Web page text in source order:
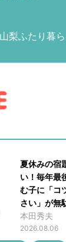
梨ふたり暮
夏休みの宿
い！毎年最
む子に「コ
さい」が無
本田秀夫
2026.08.06